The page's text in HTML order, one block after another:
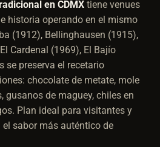
en CDMX tiene venues
historia operando en el mismo
(1912), Bellinghausen (1915),
Cardenal (1969), El Bajío
se preserva el recetario
chocolate de metate, mole
gusanos de maguey, chiles en
Plan ideal para visitantes y
sabor más auténtico de